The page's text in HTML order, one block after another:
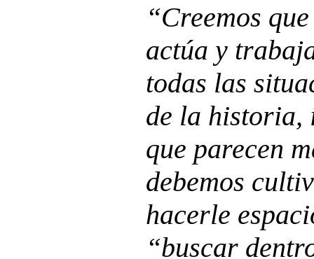
“Creemos
actúa y
todas las
de la historia,
que parecen
debemos
hacerle
“buscar